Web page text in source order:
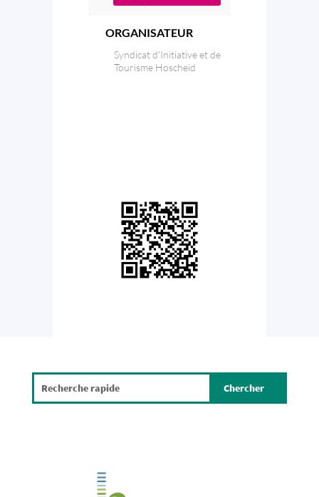
ORGANISATEUR
Syndicat d'Initiative et de
Tourisme Hoscheid